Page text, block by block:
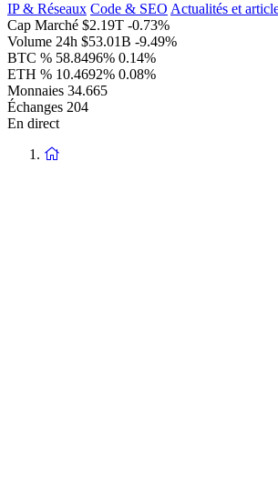
IP & Réseaux Code & SEO Actualités et
Cap Marché $2.19T -0.73%
Volume 24h $53.01B -9.49%
BTC % 58.8496% 0.14%
ETH % 10.4692% 0.08%
Monnaies 34.665
Échanges 204
En direct